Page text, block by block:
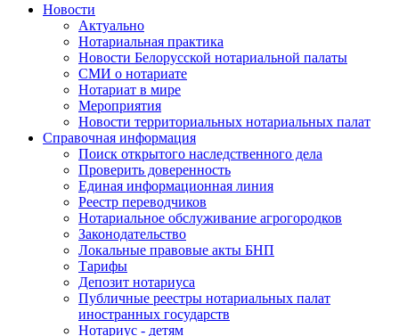
Новости
Актуально
Нотариальная практика
Новости Белорусской нотариальной палаты
СМИ о нотариате
Нотариат в мире
Мероприятия
Новости территориальных нотариальных палат
Справочная информация
Поиск открытого наследственного дела
Проверить доверенность
Единая информационная линия
Реестр переводчиков
Нотариальное обслуживание агрогородков
Законодательство
Локальные правовые акты БНП
Тарифы
Депозит нотариуса
Публичные реестры нотариальных палат
иностранных государств
Нотариус - детям